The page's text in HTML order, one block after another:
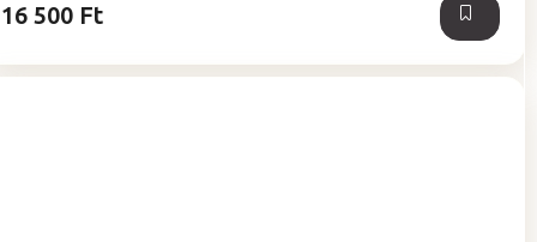
16 500 Ft